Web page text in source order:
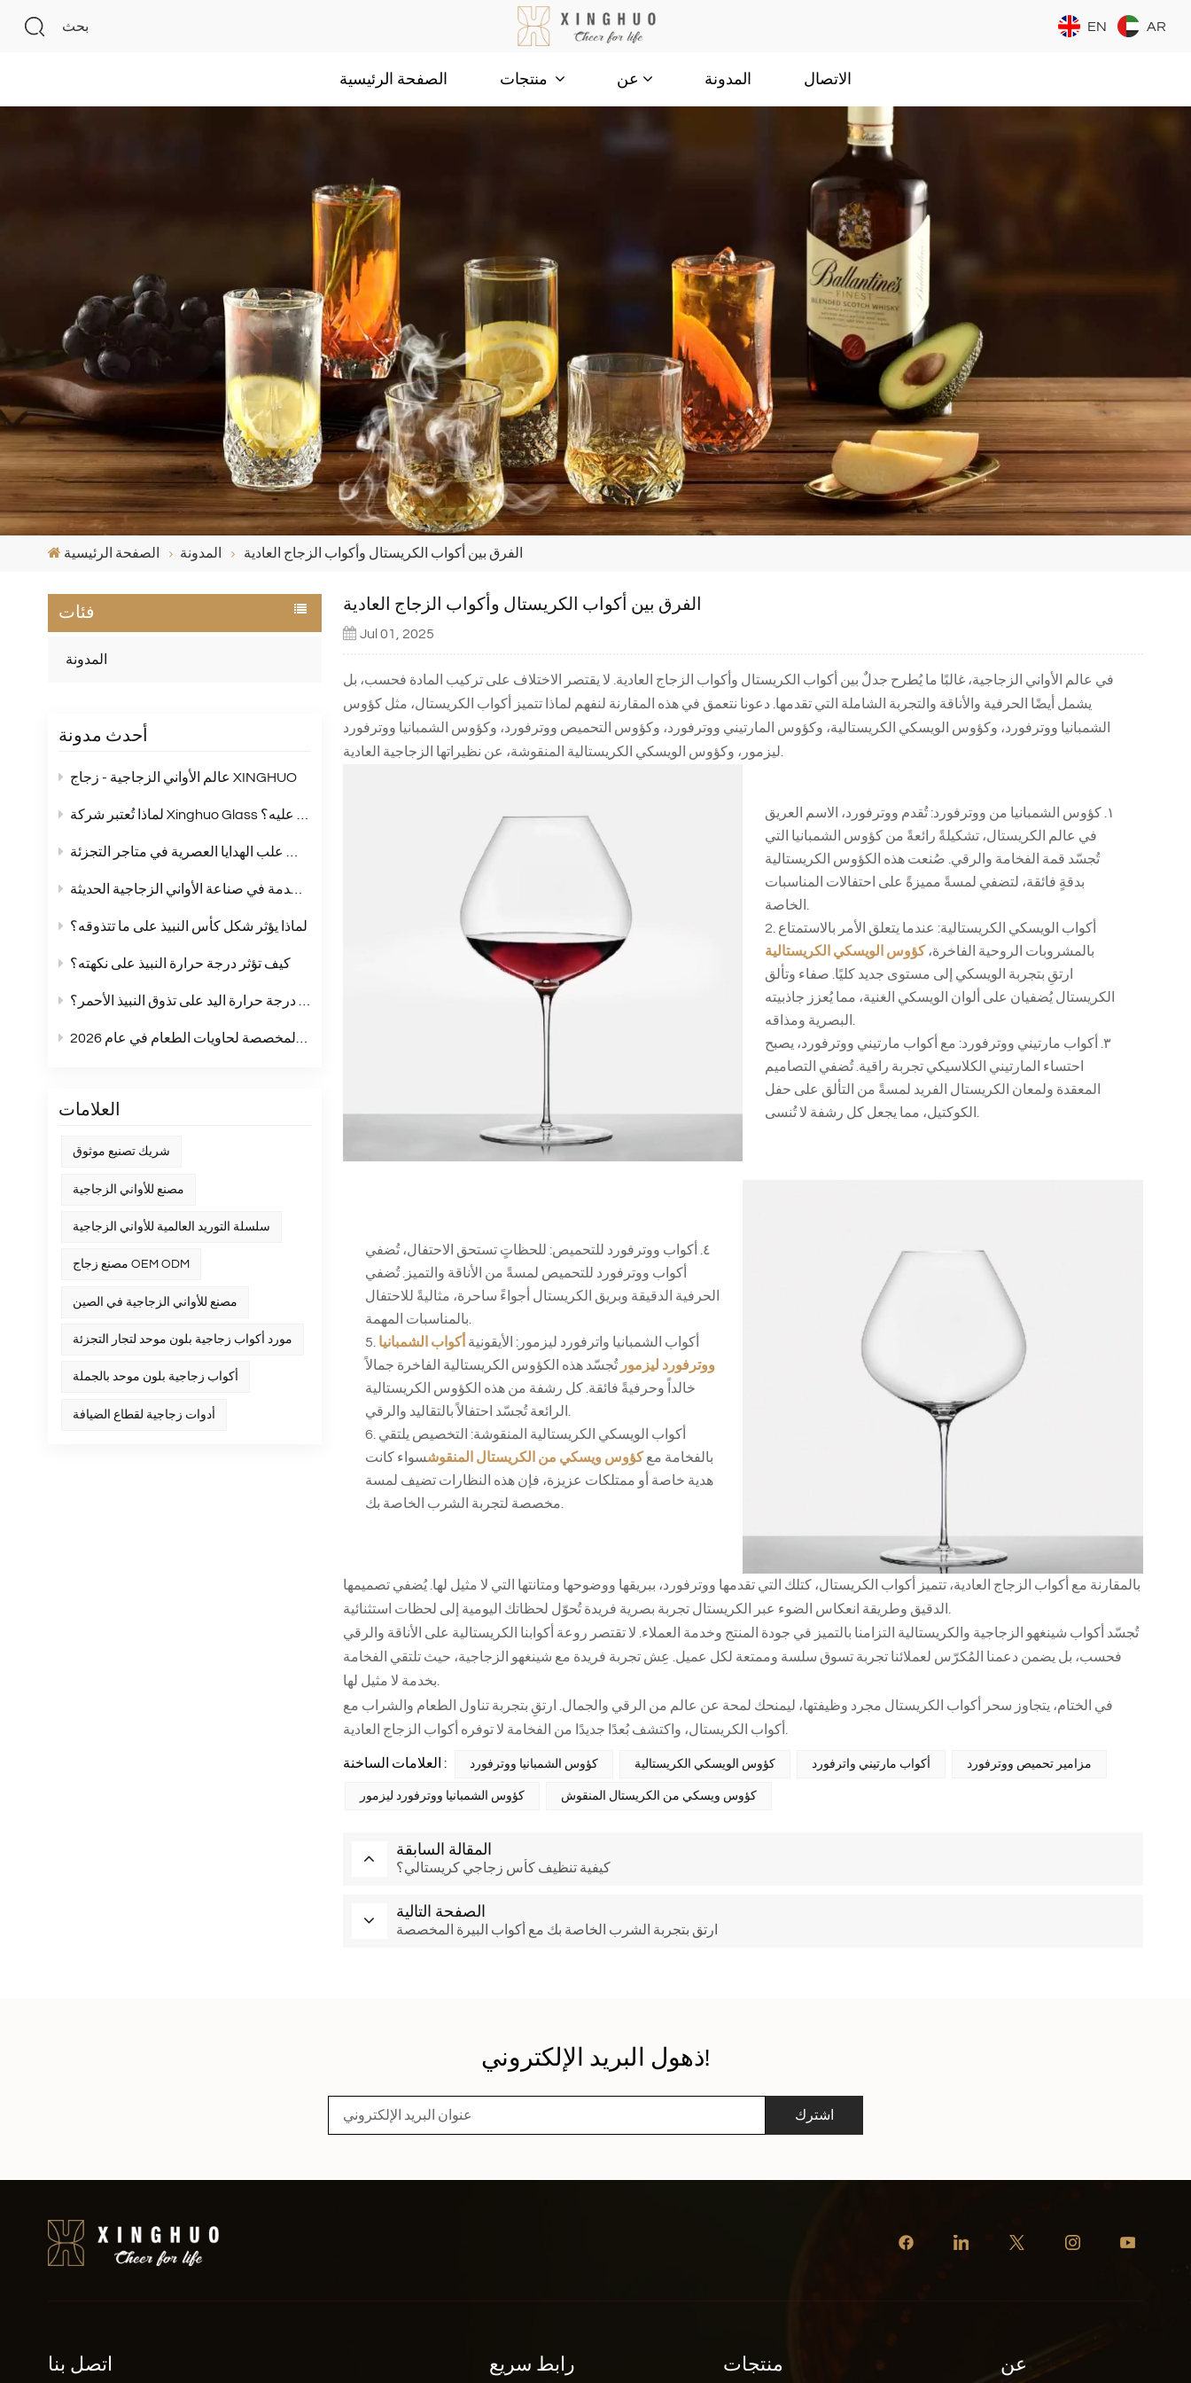
بحث EN AR
الصفحة الرئيسية عن المدونة الاتصال
الصفحة الرئيسية المدونة الفرق بين أكواب الكريستال وأكواب الزجاج العادية
فئات
المدونة
أحدث مدونة
عالم الأواني الزجاجية - زجاج XINGHUO
لماذا تُعتبر شركة Xinghuo Glass شريكًا يُمكنك الاعتماد عليه؟
أكواب زجاجية بلون موحد: الخيار الأمثل لمجموعات علب الهدايا العصرية في متاجر التجزئة
مقارنة شاملة بين زجاج الصودا والجير والزجاج الكريستالي وزجاج البوروسيليكات: مقارنة شاملة للمواد المستخدمة في صناعة الأواني الزجاجية الحديثة
لماذا يؤثر شكل كأس النبيذ على ما تتذوقه؟
كيف تؤثر درجة حرارة النبيذ على نكهته؟
هل تؤثر درجة حرارة اليد على تذوق النبيذ الأحمر؟
أبرز اتجاهات الملصقات المخصصة لحاويات الطعام في عام 2026
العلامات
شريك تصنيع موثوق
مصنع للأواني الزجاجية
سلسلة التوريد العالمية للأواني الزجاجية
مصنع زجاج OEM ODM
مصنع للأواني الزجاجية في الصين
مورد أكواب زجاجية بلون موحد لتجار التجزئة
أكواب زجاجية بلون موحد بالجملة
أدوات زجاجية لقطاع الضيافة
الفرق بين أكواب الكريستال وأكواب الزجاج العادية
Jul 01, 2025
في عالم الأواني الزجاجية، غالبًا ما يُطرح جدلٌ بين أكواب الكريستال وأكواب الزجاج العادية. لا يقتصر الاختلاف على تركيب المادة فحسب، بل
يشمل أيضًا الحرفية والأناقة والتجربة الشاملة التي تقدمها. دعونا نتعمق في هذه المقارنة لنفهم لماذا تتميز أكواب الكريستال، مثل كؤوس
الشمبانيا ووترفورد، وكؤوس الويسكي الكريستالية، وكؤوس المارتيني ووترفورد، وكؤوس التحميص ووترفورد، وكؤوس الشمبانيا ووترفورد
ليزمور، وكؤوس الويسكي الكريستالية المنقوشة، عن نظيراتها الزجاجية العادية.
١. كؤوس الشمبانيا من ووترفورد: تُقدم ووترفورد، الاسم العريق
في عالم الكريستال، تشكيلةً رائعةً من كؤوس الشمبانيا التي
تُجسّد قمة الفخامة والرقي. صُنعت هذه الكؤوس الكريستالية
بدقةٍ فائقة، لتضفي لمسةً مميزةً على احتفالات المناسبات
2. أكواب الويسكي الكريستالية: عندما يتعلق الأمر بالاستمتاع
بالمشروبات الروحية الفاخرة، كؤوس الويسكي الكريستالية
ارتقِ بتجربة الويسكي إلى مستوى جديد كليًا. صفاء وتألق
الكريستال يُضفيان على ألوان الويسكي الغنية، مما يُعزز جاذبيته
٣. أكواب مارتيني ووترفورد: مع أكواب مارتيني ووترفورد، يصبح
احتساء المارتيني الكلاسيكي تجربة راقية. تُضفي التصاميم
المعقدة ولمعان الكريستال الفريد لمسةً من التألق على حفل
٤. أكواب ووترفورد للتحميص: للحظاتٍ تستحق الاحتفال، تُضفي
أكواب ووترفورد للتحميص لمسةً من الأناقة والتميز. تُضفي
الحرفية الدقيقة وبريق الكريستال أجواءً ساحرة، مثاليةً للاحتفال
5. أكواب الشمبانيا واترفورد ليزمور: الأيقونية أكواب الشمبانيا
ووترفورد ليزمور تُجسّد هذه الكؤوس الكريستالية الفاخرة جمالاً
خالداً وحرفيةً فائقة. كل رشفة من هذه الكؤوس الكريستالية
6. أكواب الويسكي الكريستالية المنقوشة: التخصيص يلتقي
بالفخامة معكؤوس ويسكي من الكريستال المنقوشسواء كانت
هدية خاصة أو ممتلكات عزيزة، فإن هذه النظارات تضيف لمسة
بالمقارنة مع أكواب الزجاج العادية، تتميز أكواب الكريستال، كتلك التي تقدمها ووترفورد، ببريقها ووضوحها ومتانتها التي لا مثيل لها. يُضفي تصميمها
تُجسّد أكواب شينغهو الزجاجية والكريستالية التزامنا بالتميز في جودة المنتج وخدمة العملاء. لا تقتصر روعة أكوابنا الكريستالية على الأناقة والرقي
فحسب، بل يضمن دعمنا المُكرّس لعملائنا تجربة تسوق سلسة وممتعة لكل عميل. عِش تجربة فريدة مع شينغهو الزجاجية، حيث تلتقي الفخامة
في الختام، يتجاوز سحر أكواب الكريستال مجرد وظيفتها، ليمنحك لمحة عن عالم من الرقي والجمال. ارتقِ بتجربة تناول الطعام والشراب مع
العلامات الساخنة : كؤوس الشمبانيا ووترفورد كؤوس الويسكي الكريستالية أكواب مارتيني واترفورد مزامير تحميص ووترفورد
كؤوس الشمبانيا ووترفورد ليزمور كؤوس ويسكي من الكريستال المنقوش
المقالة السابقة
كيفية تنظيف كأس زجاجي كريستالي؟
الصفحة التالية
ارتقِ بتجربة الشرب الخاصة بك مع أكواب البيرة المخصصة
ذهول البريد الإلكتروني!
اشترك
اتصل بنا رابط سريع منتجات عن